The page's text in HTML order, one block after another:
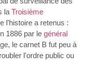
la Troisième
l’histoire a retenus :
1886 par le général
le carnet B fut peu à
l'ordre public ou